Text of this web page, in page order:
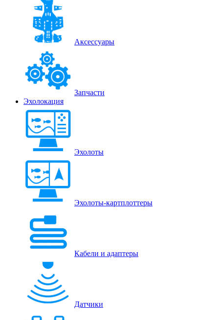
Аксессуары
Запчасти
Эхолокация
Эхолоты
Эхолоты-картплоттеры
Кабели и адаптеры
Датчики